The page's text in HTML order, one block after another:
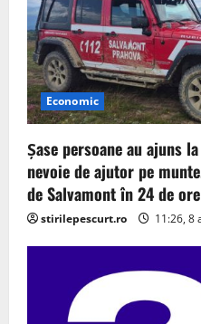
Economic
Șase persoane au ajuns
nevoie de ajutor pe
de Salvamont în 24 de ore
stirilepescurt.ro 11:26, 8